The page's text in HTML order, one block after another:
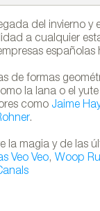
del invierno
a cualquier
de formas
la lana o el
como Jaime
.
la magia y de las
Veo Veo, Woop